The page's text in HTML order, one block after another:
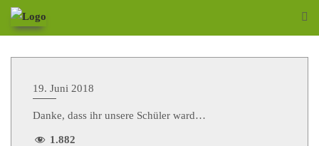
19. Juni 2018
Danke, dass ihr unsere Schüler ward…
1.882